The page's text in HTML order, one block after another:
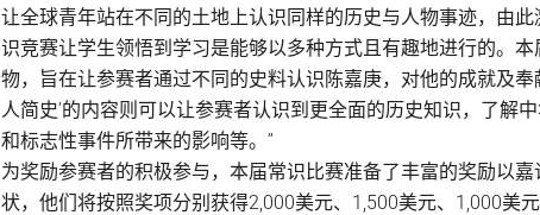
让全球青年站在不同的土地上认识同样的历史与人物事迹，由
识竞赛让学生领悟到学习是能够以多种方式且有趣地进行的。
物，旨在让参赛者通过不同的史料认识陈嘉庚，对他的成就及奉
人简史’的内容则可以让参赛者认识到更全面的历史知识，了解
和标志性事件所带来的影响等。”
为奖励参赛者的积极参与，本届常识比赛准备了丰富的奖励以
状，他们将按照奖项分别获得2,000美元、1,500美元、1,000美